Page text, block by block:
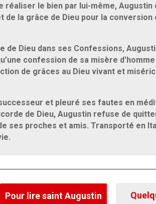
réaliser le bien par lui-même, Augustin
de la grâce de Dieu pour la conversion
de Dieu dans ses Confessions,
confession de sa misère
de grâces au Dieu vivant et
et pleuré ses fautes en
de Dieu, Augustin refuse de
ses proches et amis. Transporté en
Pour lire saint Augustin